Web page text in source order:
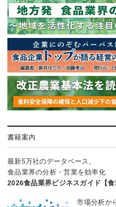
書籍案内
最新5万社のデータベース。
食品業界の分析・営業を効率化
2026食品業界ビジネスガイド【食
市場分析か